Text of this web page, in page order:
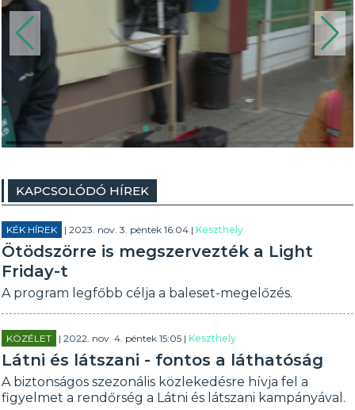
KAPCSOLÓDÓ HÍREK
KÉK HÍREK | 2023. nov. 3. péntek 16:04 |Keszthely
Ötödszörre is megszervezték a Light
Friday-t
A program legfőbb célja a baleset-megelőzés.
KÖZÉLET | 2022. nov. 4. péntek 15:05 |Keszthely
Látni és látszani - fontos a láthatóság
A biztonságos szezonális közlekedésre hívja fel a
figyelmet a rendőrség a Látni és látszani kampányával.